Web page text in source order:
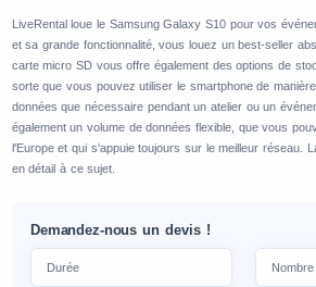
LiveRental loue le Samsung Galaxy S10 pour vos
et sa grande fonctionnalité, vous louez un best-seller
carte micro SD vous offre également des options de
sorte que vous pouvez utiliser le smartphone de
données que nécessaire pendant un atelier ou un
également un volume de données flexible, que vous
l'Europe et qui s'appuie toujours sur le meilleur réseau.
en détail à ce sujet.
Demandez-nous un devis !